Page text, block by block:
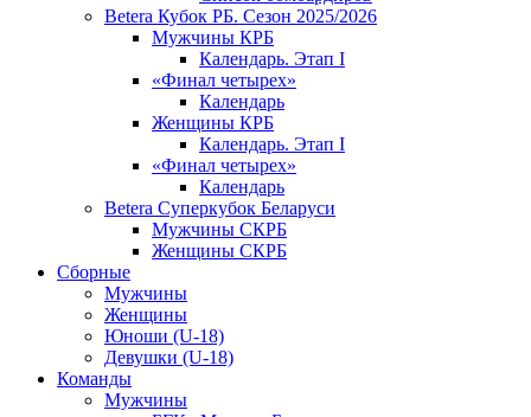
Betera Кубок РБ. Сезон 2025/2026
Мужчины КРБ
Календарь. Этап I
«Финал четырех»
Календарь
Женщины КРБ
Календарь. Этап I
«Финал четырех»
Календарь
Betera Суперкубок Беларуси
Мужчины СКРБ
Женщины СКРБ
Сборные
Мужчины
Женщины
Юноши (U-18)
Девушки (U-18)
Команды
Мужчины